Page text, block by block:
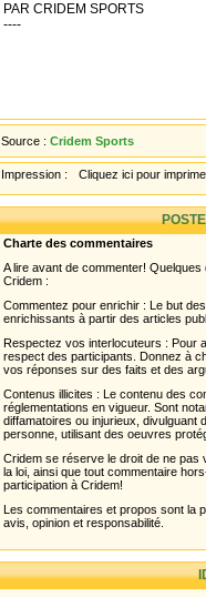
PAR CRIDEM SPORTS
----
Source : Cridem Sports
Impression : Cliquez ici pour
Charte des commentaires
A lire avant de commenter!
Cridem :
Commentez pour enrichir : Le but
enrichissants à partir des articles
Respectez vos interlocuteurs : Pour
respect des participants. Donnez à
vos réponses sur des faits et des
Contenus illicites : Le contenu des
réglementations en vigueur. Sont
diffamatoires ou injurieux, divulguant
personne, utilisant des oeuvres
Cridem se réserve le droit de ne pas
la loi, ainsi que tout commentaire
participation à Cridem!
Les commentaires et propos sont la
avis, opinion et responsabilité.